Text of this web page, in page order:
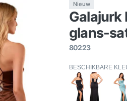
Nieuw
Galajurk
glans-
80223
BESCHIKBARE